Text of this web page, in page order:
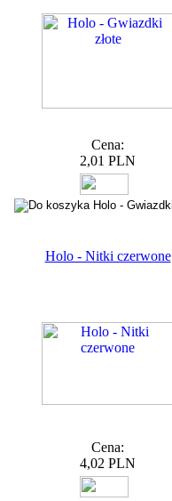
Cena:
2,01 PLN
Holo - Nitki czerwone
Cena:
4,02 PLN